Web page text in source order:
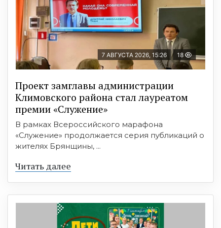
7 АВГУСТА 2026, 15:26 18
Проект замглавы администрации
Климовского района стал лауреатом
премии «Служение»
В рамках Всероссийского марафона
«Служение» продолжается серия публикаций о
жителях Брянщины, ...
Читать далее